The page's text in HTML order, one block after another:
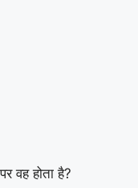
वह होता है?